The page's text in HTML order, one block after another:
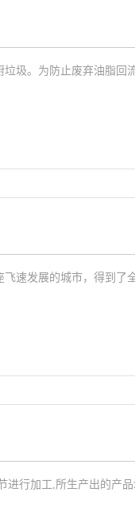
圾。为防止废弃油脂回
速发展的城市，得到了
行加工,所生产出的产